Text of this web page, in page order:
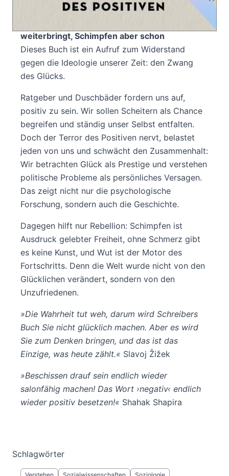
weiterbringt, Schimpfen aber schon
Dieses Buch ist ein Aufruf zum Widerstand
gegen die Ideologie unserer Zeit: den Zwang
des Glücks.
Ratgeber und Duschbäder fordern uns auf,
positiv zu sein. Wir sollen Scheitern als Chance
begreifen und ständig unser Selbst entfalten.
Doch der Terror des Positiven nervt, belastet
jeden von uns und schwächt den Zusammenhalt:
Wir betrachten Glück als Prestige und verstehen
politische Probleme als persönliches Versagen.
Das zeigt nicht nur die psychologische
Forschung, sondern auch die Geschichte.
Dagegen hilft nur Rebellion: Schimpfen ist
Ausdruck gelebter Freiheit, ohne Schmerz gibt
es keine Kunst, und Wut ist der Motor des
Fortschritts. Denn die Welt wurde nicht von den
Glücklichen verändert, sondern von den
Unzufriedenen.
»Die Wahrheit tut weh, darum wird Schreibers
Buch Sie nicht glücklich machen. Aber es wird
Sie zum Denken bringen, und das ist das
Einzige, was heute zählt.« Slavoj Žižek
»Beschissen drauf sein endlich wieder
salonfähig machen! Das Wort ›negativ‹ endlich
wieder positiv besetzen!« Shahak Shapira
Schlagwörter